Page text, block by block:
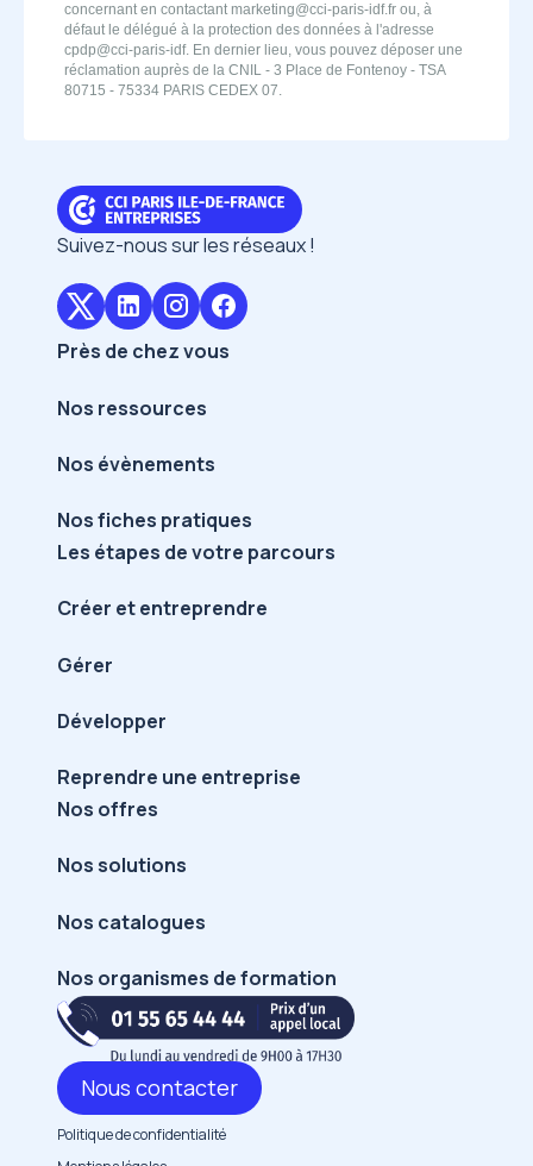
concernant en contactant marketing@cci-paris-idf.fr ou, à
défaut le délégué à la protection des données à l'adresse
cpdp@cci-paris-idf. En dernier lieu, vous pouvez déposer une
réclamation auprès de la CNIL - 3 Place de Fontenoy - TSA
80715 - 75334 PARIS CEDEX 07.
Suivez-nous sur les réseaux !
Près de chez vous
Nos ressources
Nos évènements
Nos fiches pratiques
Les étapes de votre parcours
Créer et entreprendre
Gérer
Développer
Reprendre une entreprise
Nos offres
Nos solutions
Nos catalogues
Nos organismes de formation
Nous contacter
Politique et mentions
Politique de confidentialité